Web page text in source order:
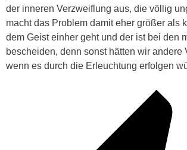
der inneren Verzweiflung aus, die völlig
macht das Problem damit eher größer als
dem Geist einher geht und der ist bei den
bescheiden, denn sonst hätten wir andere
wenn es durch die Erleuchtung erfolgen